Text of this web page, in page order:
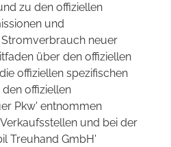
zu den offiziellen
und
neuer
über den offiziellen
offiziellen spezifischen
offiziellen
Pkw' entnommen
und bei der
Treuhand GmbH'